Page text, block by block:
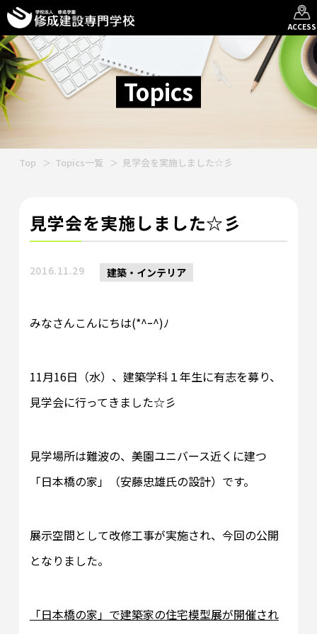
ACCESS
Topics
Top Topics一覧 見学会を実施しました☆彡
見学会を実施しました☆彡
2016.11.29 建築・インテリア
みなさんこんにちは(*^ｰ^)ﾉ
11月16日（水）、建築学科１年生に有志を募り、
見学会に行ってきました☆彡
見学場所は難波の、美園ユニバース近くに建つ
「日本橋の家」（安藤忠雄氏の設計）です。
展示空間として改修工事が実施され、今回の公開
となりました。
「日本橋の家」で建築家の住宅模型展が開催され